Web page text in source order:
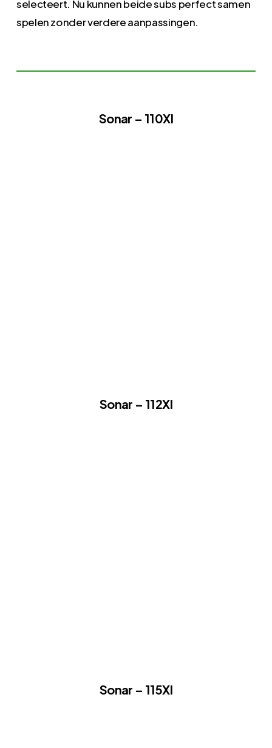
selecteert. Nu kunnen beide subs perfect samen
spelen zonder verdere aanpassingen.
Sonar – 110XI
Sonar – 112XI
Sonar – 115XI